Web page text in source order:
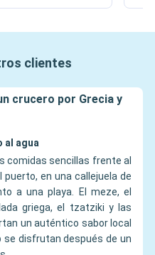
clientes
crucero por Grecia y
al agua
comidas sencillas frente al
puerto, en una callejuela de
a una playa. El meze, el
griega, el tzatziki y las
un auténtico sabor local
se disfrutan después de un